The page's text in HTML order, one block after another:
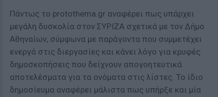
Πάντως το protothema.gr αναφέρει πως υπάρχει
μεγάλη δυσκολία στον ΣΥΡΙΖΑ σχετικά με τον Δήμο
Αθηναίων, σύμφωνα με παράγοντα που συμμετέχει
ενεργά στις διεργασίες και κάνει λόγο για κρυφές
δημοσκοπήσεις που δείχνουν απογοητευτικά
αποτελέσματα για τα ονόματα στις λίστες. Το ίδιο
δημοσίευμα αναφέρει μάλιστα πως υπήρξε και μία